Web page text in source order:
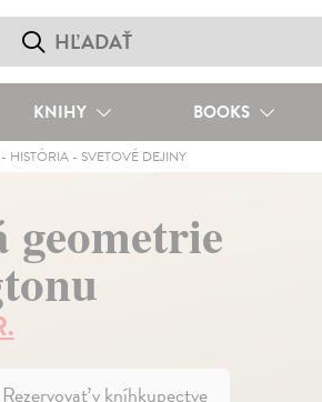
KNIHY BOOKS
- HISTÓRIA - SVETOVÉ DEJINY
geometrie
Rezervovať v kníhkupectve